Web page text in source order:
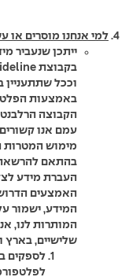
למי אנחנו מוסרים או
ייתכן שנעביר
וככל
באמצעות
הקבוצה
עמם אנו
מימוש המטרות
בהתאם להרשאה
העברת מידע
האמצעים
המידע, ישמור
המותרות לנו,
שלישיים, בארץ
לספקים